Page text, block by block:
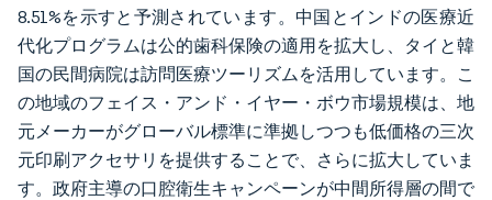
8.51%を示すと予測されています。中国とインドの医療近
代化プログラムは公的歯科保険の適用を拡大し、タイと韓
国の民間病院は訪問医療ツーリズムを活用しています。こ
の地域のフェイス・アンド・イヤー・ボウ市場規模は、地
元メーカーがグローバル標準に準拠しつつも低価格の三次
元印刷アクセサリを提供することで、さらに拡大していま
す。政府主導の口腔衛生キャンペーンが中間所得層の間で